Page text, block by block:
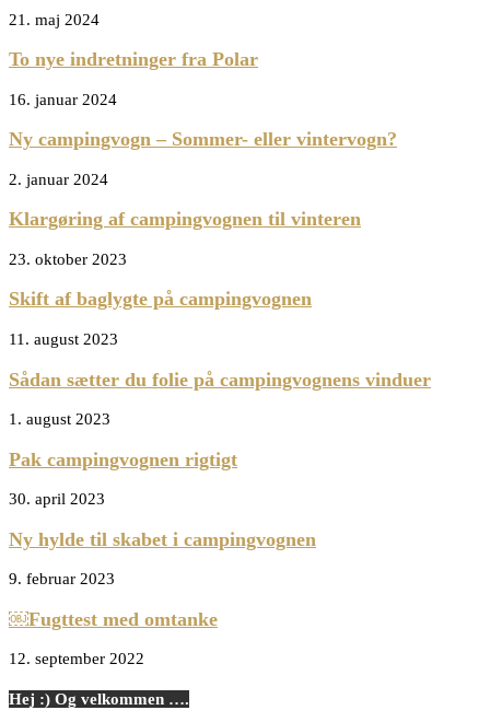
21. maj 2024
To nye indretninger fra Polar
16. januar 2024
Ny campingvogn – Sommer- eller vintervogn?
2. januar 2024
Klargøring af campingvognen til vinteren
23. oktober 2023
Skift af baglygte på campingvognen
11. august 2023
Sådan sætter du folie på campingvognens vinduer
1. august 2023
Pak campingvognen rigtigt
30. april 2023
Ny hylde til skabet i campingvognen
9. februar 2023
￼Fugttest med omtanke
12. september 2022
Hej :) Og velkommen ….